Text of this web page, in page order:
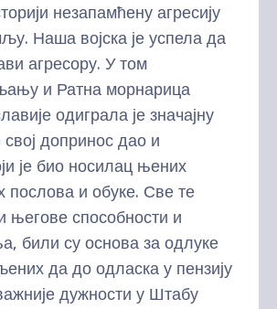
незапамћену агресију
Наша војска је успела да
агресору. У том
и Ратна морнарица
одиграла је значајну
свој допринос дао и
је био носилац њених
послова и обуке. Све те
његове способности и
били су основа за одлуке
да до одласка у пензију
дужности у Штабу